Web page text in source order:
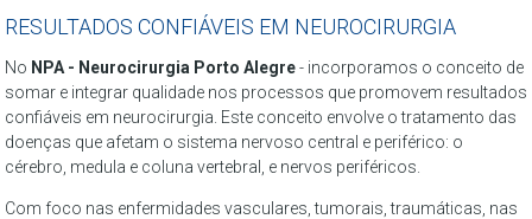
RESULTADOS CONFIÁVEIS EM NEUROCIRURGIA
No NPA - Neurocirurgia Porto Alegre- incorporamos o conceito de
somar e integrar qualidade nos processos que promovem resultados
confiáveis em neurocirurgia. Este conceito envolve o tratamento das
doenças que afetam o sistema nervoso central e periférico: o
cérebro, medula e coluna vertebral, e nervos periféricos.
Com foco nas enfermidades vasculares, tumorais, traumáticas, nas